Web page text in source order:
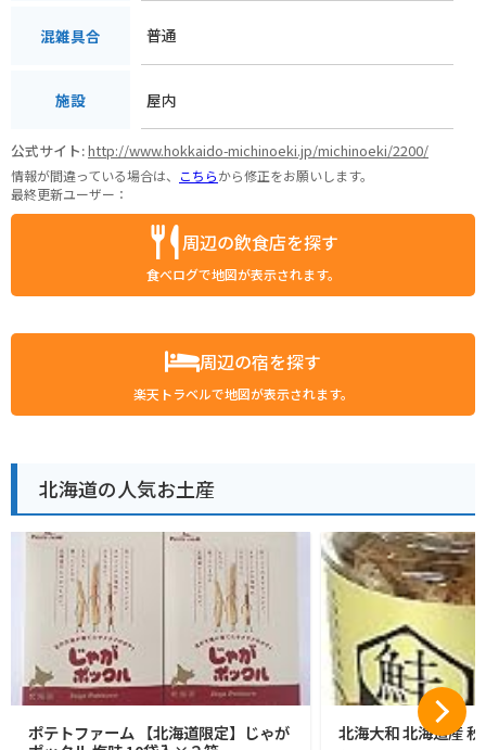
混雑具合 普通
施設 屋内
公式サイト:http://www.hokkaido-michinoeki.jp/michinoeki/2200/
情報が間違っている場合は、 こちらから修正をお願いします。
最終更新ユーザー：
周辺の飲食店を探す
食べログで地図が表示されます。
周辺の宿を探す
楽天トラベルで地図が表示されます。
北海道の人気お土産
ポテトファーム 【北海道限定】じゃが
北海大和 北海道産